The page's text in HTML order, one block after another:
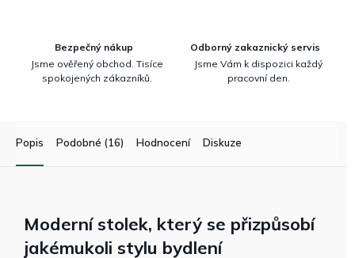
Bezpečný nákup
Jsme ověřený obchod. Tisíce
spokojených zákazníků.
Odborný zakaznický servis
Jsme Vám k dispozici každý
pracovní den.
Popis Podobné (16) Hodnocení Diskuze
Moderní stolek, který se přizpůsobí
jakémukoli stylu bydlení